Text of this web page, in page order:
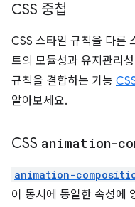
CSS 중첩
CSS 스타일 규칙을 다른
트의 모듈성과 유지관리
규칙을 결합하는 기능
알아보세요.
CSS animation-
animation-
이 동시에 동일한 속성에